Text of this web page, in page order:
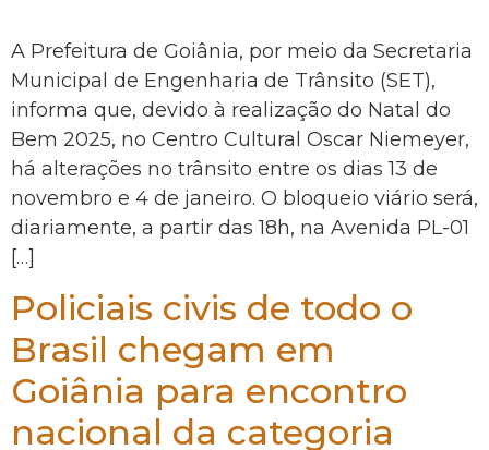
A Prefeitura de Goiânia, por meio da Secretaria
Municipal de Engenharia de Trânsito (SET),
informa que, devido à realização do Natal do
Bem 2025, no Centro Cultural Oscar Niemeyer,
há alterações no trânsito entre os dias 13 de
novembro e 4 de janeiro. O bloqueio viário será,
diariamente, a partir das 18h, na Avenida PL-01
[…]
Policiais civis de todo o
Brasil chegam em
Goiânia para encontro
nacional da categoria